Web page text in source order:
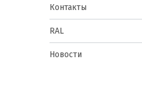
Контакты
RAL
Новости